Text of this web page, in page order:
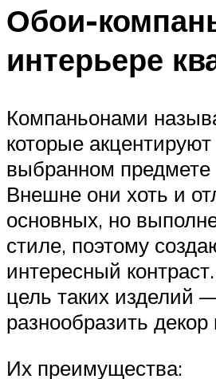
Обои-
интерьере
Компаньонами
которые
выбранном предмете
Внешне они хоть и
основных, но
стиле, поэтому
интересный
цель таких изделий
разнообразить
Их преимущества: